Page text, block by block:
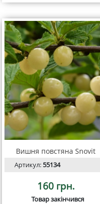
Вишня повстяна Snovit
Артикул:55134
160 грн.
Товар закінчився